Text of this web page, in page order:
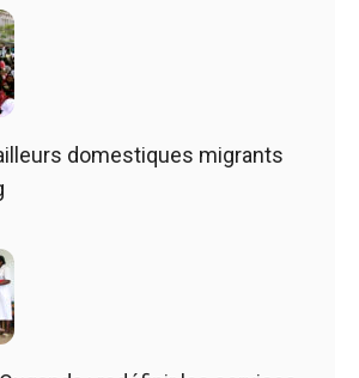
domestiques migrants